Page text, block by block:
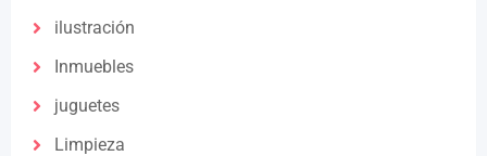
ilustración
Inmuebles
juguetes
Limpieza